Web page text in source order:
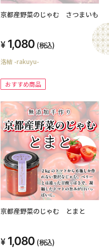
京都産野菜のじゃむ さつまいも
1,080 (税込)
洛結 -rakuyu-
おすすめ商品
京都産野菜のじゃむ とまと
1,080 (税込)